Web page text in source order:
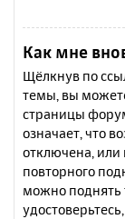
Как мне
Щёлкнув по
темы, вы
страницы
означает, что
отключена,
повторного
можно поднять